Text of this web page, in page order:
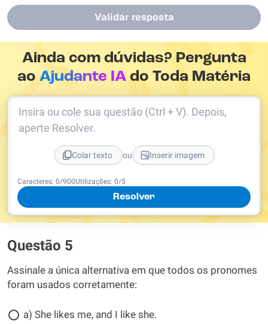
Validar resposta
Ainda com dúvidas? Pergunta
aoAjudante IA do Toda Matéria
Caracteres: 0/900Utilizações: 0/5
Resolver
Insira ou cole sua questão (Ctrl + V). Depois,
aperte Resolver.
Colar texto ou Inserir imagem
Questão 5
Assinale a única alternativa em que todos os pronomes
foram usados corretamente:
a) She likes me, and I like she.